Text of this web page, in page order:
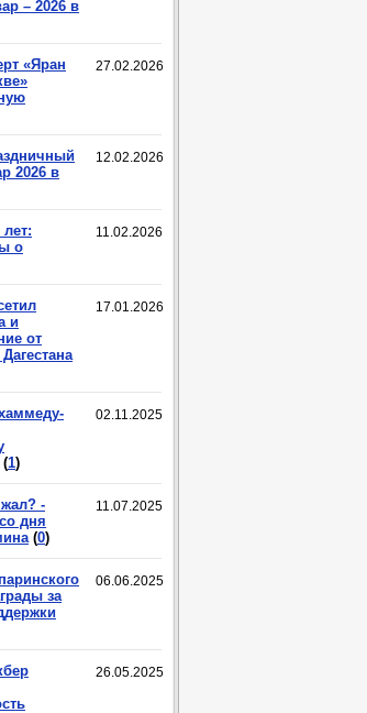
– 2026 в
27.02.2026
«Яран
12.02.2026
2026 в
11.02.2026
о
17.01.2026
и
от
02.11.2025
(1)
11.07.2025
жал? -
дня
(0)
06.06.2025
за
26.05.2025